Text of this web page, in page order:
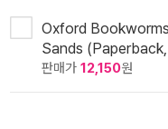
Oxford
Sands
판매가 12,150원